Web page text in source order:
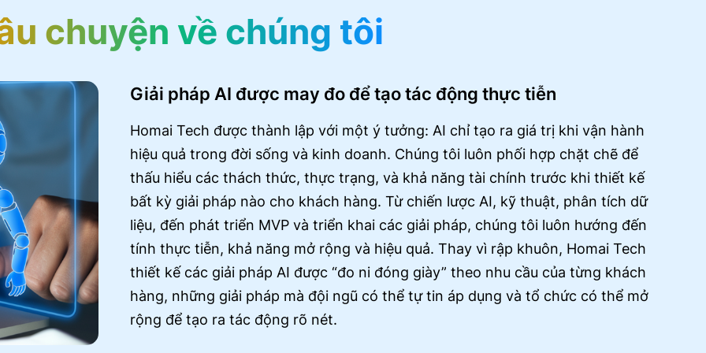
chuyện về chúng tôi
Giải pháp AI được may đo để tạo tác động thực tiễn
Homai Tech được thành lập với một ý tưởng: AI chỉ tạo ra giá trị khi vận hành
hiệu quả trong đời sống và kinh doanh. Chúng tôi luôn phối hợp chặt chẽ để
thấu hiểu các thách thức, thực trạng, và khả năng tài chính trước khi thiết kế
bất kỳ giải pháp nào cho khách hàng. Từ chiến lược AI, kỹ thuật, phân tích dữ
liệu, đến phát triển MVP và triển khai các giải pháp, chúng tôi luôn hướng đến
tính thực tiễn, khả năng mở rộng và hiệu quả. Thay vì rập khuôn, Homai Tech
thiết kế các giải pháp AI được “đo ni đóng giày” theo nhu cầu của từng khách
hàng, những giải pháp mà đội ngũ có thể tự tin áp dụng và tổ chức có thể mở
rộng để tạo ra tác động rõ nét.